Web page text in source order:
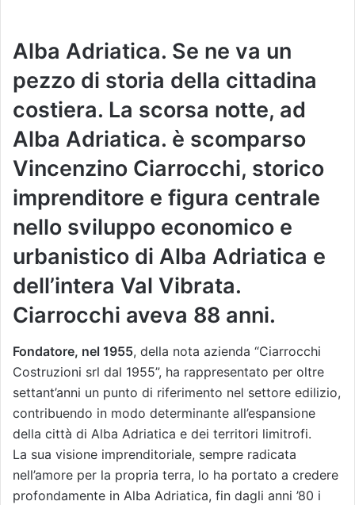
Alba Adriatica. Se ne va un
pezzo di storia della cittadina
costiera. La scorsa notte, ad
Alba Adriatica. è scomparso
Vincenzino Ciarrocchi, storico
imprenditore e figura centrale
nello sviluppo economico e
urbanistico di Alba Adriatica e
dell’intera Val Vibrata.
Ciarrocchi aveva 88 anni.
Fondatore, nel 1955, della nota azienda “Ciarrocchi
Costruzioni srl dal 1955”, ha rappresentato per oltre
settant’anni un punto di riferimento nel settore edilizio,
contribuendo in modo determinante all’espansione
della città di Alba Adriatica e dei territori limitrofi.
La sua visione imprenditoriale, sempre radicata
nell’amore per la propria terra, lo ha portato a credere
profondamente in Alba Adriatica, fin dagli anni ’80 i